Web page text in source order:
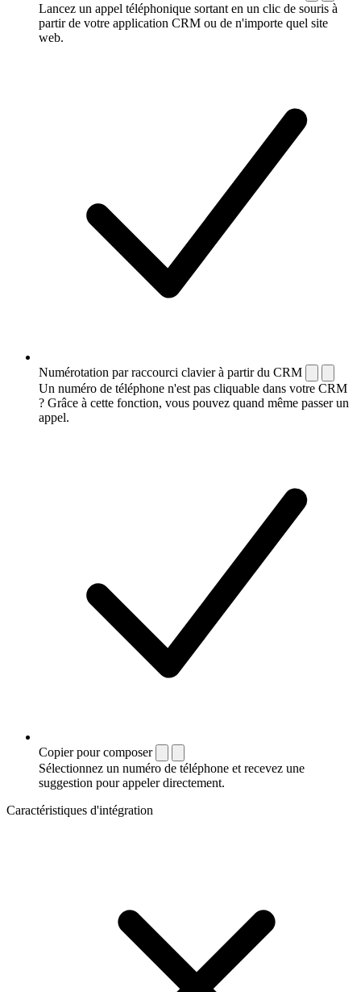
Lancez un appel téléphonique sortant en un clic de souris à
partir de votre application CRM ou de n'importe quel site
web.
Numérotation par raccourci clavier à partir du CRM
Un numéro de téléphone n'est pas cliquable dans votre CRM
? Grâce à cette fonction, vous pouvez quand même passer un
appel.
Copier pour composer
Sélectionnez un numéro de téléphone et recevez une
suggestion pour appeler directement.
Caractéristiques d'intégration